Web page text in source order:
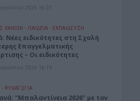
2026 16:27
ΧΑΝΊΩΝ • ΠΑΙΔΕΙΑ - ΕΚΠΑΙΔΕΥΣΗ
Νέες ειδικότητες στη Σχολή
Επαγγελματικής
– Οι ειδικότητες
2026 16:19
ΨΥΧΑΓΩΓΊΑ
“Μπαλαντίνεια 2026” με τον